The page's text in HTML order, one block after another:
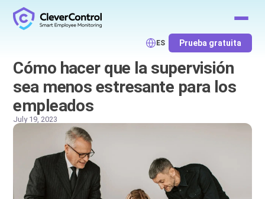
ES Prueba gratuita
Cómo hacer que la supervisión
sea menos estresante para los
empleados
July 19, 2023